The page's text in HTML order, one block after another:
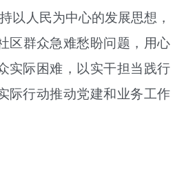
以人民为中心的发展思想，
区 群众急难愁盼问题，用心
实际困难，以实干担当践行
际行动推动党建和业务工作